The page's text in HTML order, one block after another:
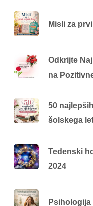
Misli za
Odkrijte
na
50
šolskega
Tedenski
2024
Psihologija